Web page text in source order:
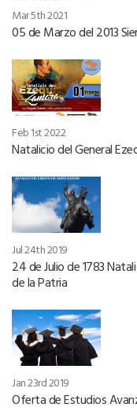
Mar 5th 2021
05 de Marzo del 2013
Feb 1st 2022
Natalicio del General
Jul 24th 2019
24 de Julio de 1783
de la Patria
Jan 23rd 2019
Oferta de Estudios